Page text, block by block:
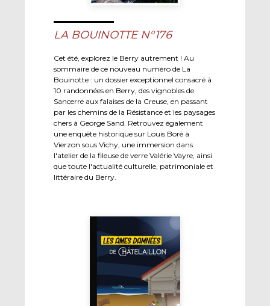
LA BOUINOTTE N°176
Cet été, explorez le Berry autrement ! Au
sommaire de ce nouveau numéro de La
Bouinotte : un dossier exceptionnel consacré à
10 randonnées en Berry, des vignobles de
Sancerre aux falaises de la Creuse, en passant
par les chemins de la Résistance et les paysages
chers à George Sand. Retrouvez également
une enquête historique sur Louis Boré à
Vierzon sous Vichy, une immersion dans
l'atelier de la fileuse de verre Valérie Vayre, ainsi
que toute l'actualité culturelle, patrimoniale et
littéraire du Berry.